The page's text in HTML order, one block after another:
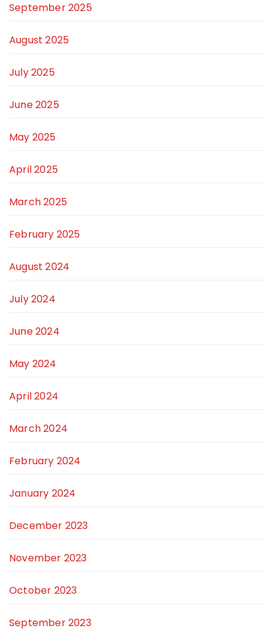
September 2025
August 2025
July 2025
June 2025
May 2025
April 2025
March 2025
February 2025
August 2024
July 2024
June 2024
May 2024
April 2024
March 2024
February 2024
January 2024
December 2023
November 2023
October 2023
September 2023